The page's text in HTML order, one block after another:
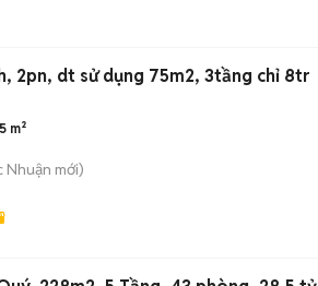
Nhà mới đẹp xinh, 2pn, dt sử dụng 75m2, 3tầng chỉ 8tr
m²
Nhuận mới)